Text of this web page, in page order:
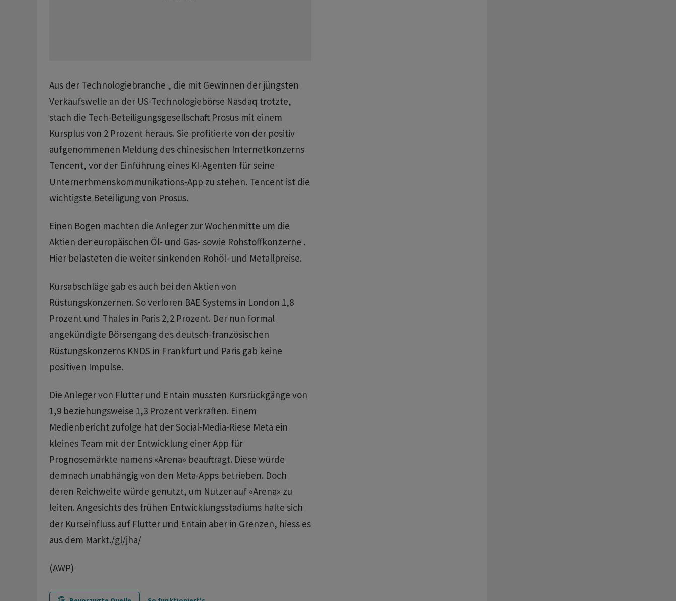
Aus der Technologiebranche , die mit Gewinnen der jüngsten
Verkaufswelle an der US-Technologiebörse Nasdaq trotzte,
stach die Tech-Beteiligungsgesellschaft Prosus mit einem
Kursplus von 2 Prozent heraus. Sie profitierte von der positiv
aufgenommenen Meldung des chinesischen Internetkonzerns
Tencent, vor der Einführung eines KI-Agenten für seine
Unternerhmenskommunikations-App zu stehen. Tencent ist die
wichtigste Beteiligung von Prosus.
Einen Bogen machten die Anleger zur Wochenmitte um die
Aktien der europäischen Öl- und Gas- sowie Rohstoffkonzerne .
Hier belasteten die weiter sinkenden Rohöl- und Metallpreise.
Kursabschläge gab es auch bei den Aktien von
Rüstungskonzernen. So verloren BAE Systems in London 1,8
Prozent und Thales in Paris 2,2 Prozent. Der nun formal
angekündigte Börsengang des deutsch-französischen
Rüstungskonzerns KNDS in Frankfurt und Paris gab keine
positiven Impulse.
Die Anleger von Flutter und Entain mussten Kursrückgänge von
1,9 beziehungsweise 1,3 Prozent verkraften. Einem
Medienbericht zufolge hat der Social-Media-Riese Meta ein
kleines Team mit der Entwicklung einer App für
Prognosemärkte namens «Arena» beauftragt. Diese würde
demnach unabhängig von den Meta-Apps betrieben. Doch
deren Reichweite würde genutzt, um Nutzer auf «Arena» zu
leiten. Angesichts des frühen Entwicklungsstadiums halte sich
der Kurseinfluss auf Flutter und Entain aber in Grenzen, hiess es
aus dem Markt./gl/jha/
(AWP)